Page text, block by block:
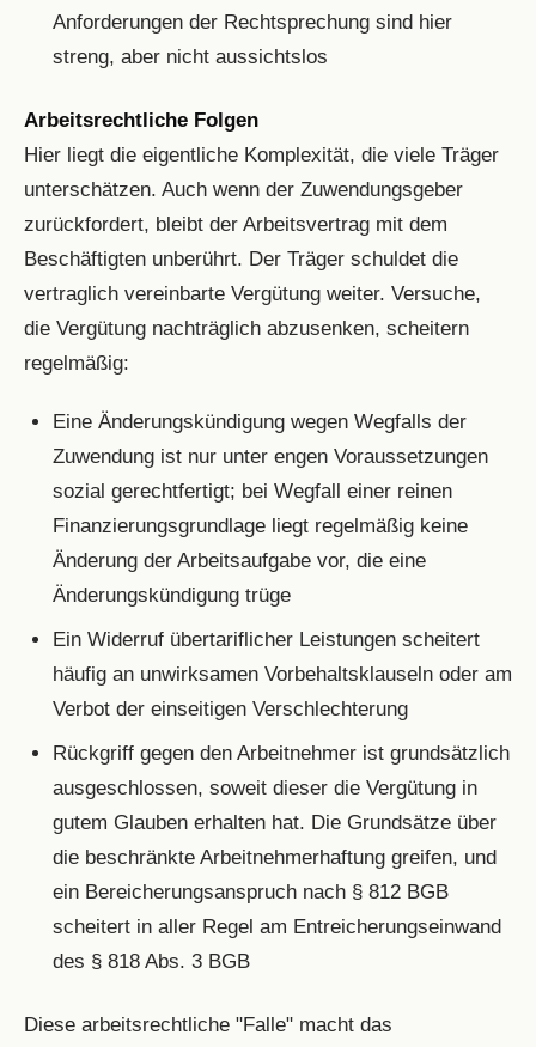
Anforderungen der Rechtsprechung sind hier
streng, aber nicht aussichtslos
Arbeitsrechtliche Folgen
Hier liegt die eigentliche Komplexität, die viele Träger
unterschätzen. Auch wenn der Zuwendungsgeber
zurückfordert, bleibt der Arbeitsvertrag mit dem
Beschäftigten unberührt. Der Träger schuldet die
vertraglich vereinbarte Vergütung weiter. Versuche,
die Vergütung nachträglich abzusenken, scheitern
regelmäßig:
Eine Änderungskündigung wegen Wegfalls der
Zuwendung ist nur unter engen Voraussetzungen
sozial gerechtfertigt; bei Wegfall einer reinen
Finanzierungsgrundlage liegt regelmäßig keine
Änderung der Arbeitsaufgabe vor, die eine
Änderungskündigung trüge
Ein Widerruf übertariflicher Leistungen scheitert
häufig an unwirksamen Vorbehaltsklauseln oder am
Verbot der einseitigen Verschlechterung
Rückgriff gegen den Arbeitnehmer ist grundsätzlich
ausgeschlossen, soweit dieser die Vergütung in
gutem Glauben erhalten hat. Die Grundsätze über
die beschränkte Arbeitnehmerhaftung greifen, und
ein Bereicherungsanspruch nach § 812 BGB
scheitert in aller Regel am Entreicherungseinwand
des § 818 Abs. 3 BGB
Diese arbeitsrechtliche "Falle" macht das